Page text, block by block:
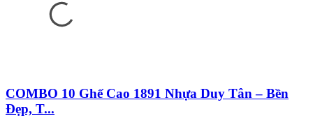
COMBO 10 Ghế Cao 1891 Nhựa Duy Tân – Bền
Đẹp, T...